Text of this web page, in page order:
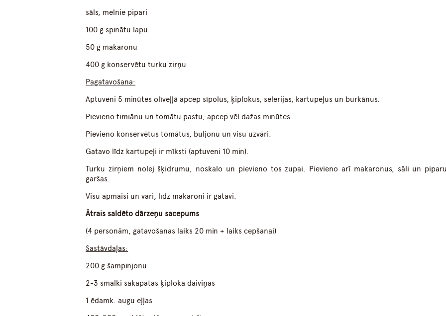
sāls, melnie pipari
100 g spinātu lapu
50 g makaronu
400 g konservētu turku zirņu
Pagatavošana:
Aptuveni 5 minūtes olīveļļā apcep sīpolus, ķiplokus, selerijas, kartupeļus un burkānus.
Pievieno timiānu un tomātu pastu, apcep vēl dažas minūtes.
Pievieno konservētus tomātus, buljonu un visu uzvāri.
Gatavo līdz kartupeļi ir mīksti (aptuveni 10 min).
Turku zirņiem nolej šķidrumu, noskalo un pievieno tos zupai. Pievieno arī makaronus, sāli un
garšas.
Visu apmaisi un vāri, līdz makaroni ir gatavi.
Ātrais saldēto dārzeņu sacepums
(4 personām, gatavošanas laiks 20 min + laiks cepšanai)
Sastāvdaļas:
200 g šampinjonu
2-3 smalki sakapātas ķiploka daiviņas
1 ēdamk. augu eļļas